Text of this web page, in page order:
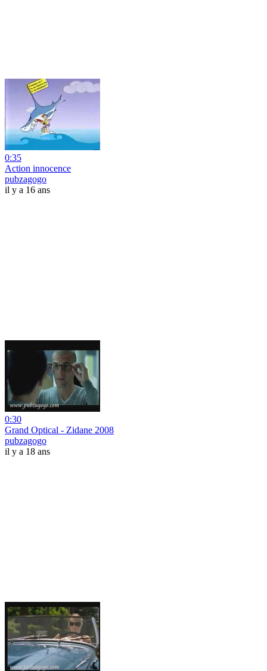
0:35
Action innocence
pubzagogo
il y a 16 ans
0:30
Grand Optical - Zidane 2008
pubzagogo
il y a 18 ans